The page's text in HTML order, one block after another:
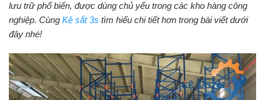
lưu trữ phổ biến, được dùng chủ yếu trong các kho hàng công
nghiệp. Cùng Kệ sắt 3s tìm hiểu chi tiết hơn trong bài viết dưới
đây nhé!